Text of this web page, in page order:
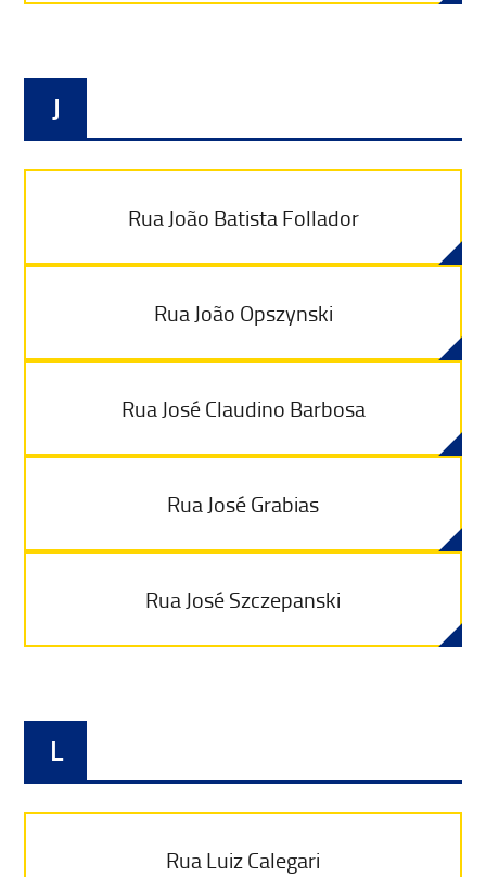
J
Rua João Batista Follador
Rua João Opszynski
Rua José Claudino Barbosa
Rua José Grabias
Rua José Szczepanski
L
Rua Luiz Calegari